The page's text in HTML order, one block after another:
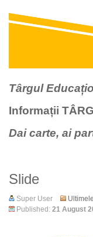
Târgul
Informații
Dai carte, ai
Slide
Super User
Published: 21 August